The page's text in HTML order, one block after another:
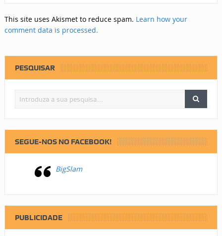
This site uses Akismet to reduce spam. Learn how your
comment data is processed.
PESQUISAR
SEGUE-NOS NO FACEBOOK!
BigSlam
PUBLICIDADE